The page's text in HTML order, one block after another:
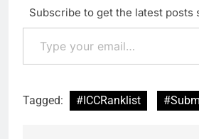
Subscribe to get the latest posts
Type your email…
Tagged: #ICCRanklist